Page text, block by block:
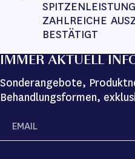
ZAHLREICHE
BESTÄTIGT
IMMER AKTUELL
Sonderangebote,
Behandlungsformen,